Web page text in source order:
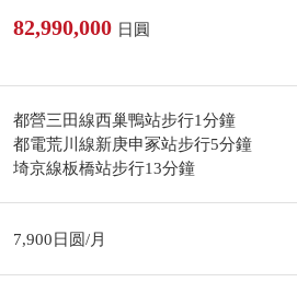
82,990,000 日圓
都營三田線西巢鴨站步行1分鐘
都電荒川線新庚申冢站步行5分鐘
埼京線板橋站步行13分鐘
7,900日圆/月